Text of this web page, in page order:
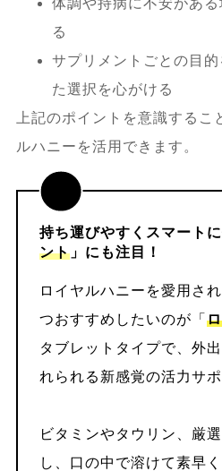
る
サプリメントごとの目
た選択を心がける
上記のポイントを意識する
ルハニーを活用できます。
持ち運びやすくスマートに
ント」にも注目！
ロイヤルハニーを愛用さ
つおすすめしたいのが「
タブレットタイプで、外
れられる新感覚の活力サ
ビタミンやタウリン、厳
し、口の中で溶けて素早く